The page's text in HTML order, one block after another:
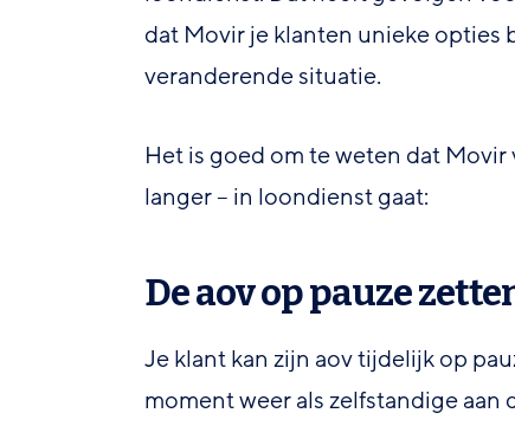
dat Movir je klanten unieke opties
veranderende situatie.
Het is goed om te weten dat
langer – in loondienst gaat:
De aov op pauze
Je klant kan zijn aov tijdelijk op
moment weer als zelfstandige aan